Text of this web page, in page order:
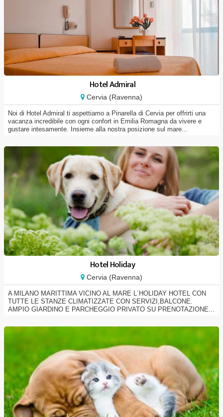
Hotel Admiral
Cervia (Ravenna)
Noi di Hotel Admiral ti aspettiamo a Pinarella di Cervia per offrirti una
vacanza incredibile con ogni confort in Emilia Romagna da vivere e
gustare intesamente. Insieme alla nostra posizione sul mare...
Hotel Holiday
Cervia (Ravenna)
A MILANO MARITTIMA VICINO AL MARE L´HOLIDAY HOTEL CON
TUTTE LE STANZE CLIMATIZZATE CON SERVIZI,BALCONE.
AMPIO GIARDINO E PARCHEGGIO PRIVATO SU PRENOTAZIONE...